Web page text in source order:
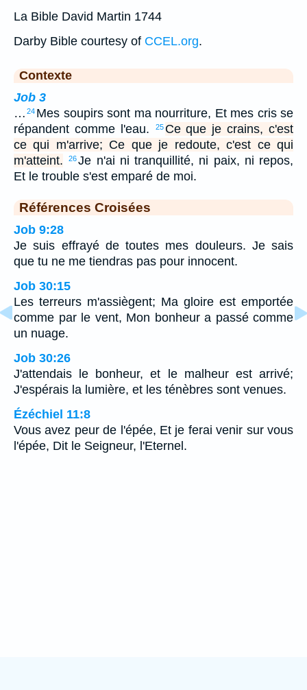
La Bible David Martin 1744
Darby Bible courtesy of CCEL.org.
Contexte
Job 3
… 24 Mes soupirs sont ma nourriture, Et mes cris se
répandent comme l'eau.
25 Ce que je crains, c'est
ce qui m'arrive; Ce que je redoute, c'est ce qui
m'atteint.
26Je n'ai ni tranquillité, ni paix, ni repos,
Et le trouble s'est emparé de moi.
Références Croisées
Job 9:28
Je suis effrayé de toutes mes douleurs. Je sais
que tu ne me tiendras pas pour innocent.
Job 30:15
Les terreurs m'assiègent; Ma gloire est emportée
comme par le vent, Mon bonheur a passé comme
un nuage.
Job 30:26
J'attendais le bonheur, et le malheur est arrivé;
J'espérais la lumière, et les ténèbres sont venues.
Ézéchiel 11:8
Vous avez peur de l'épée, Et je ferai venir sur vous
l'épée, Dit le Seigneur, l'Eternel.